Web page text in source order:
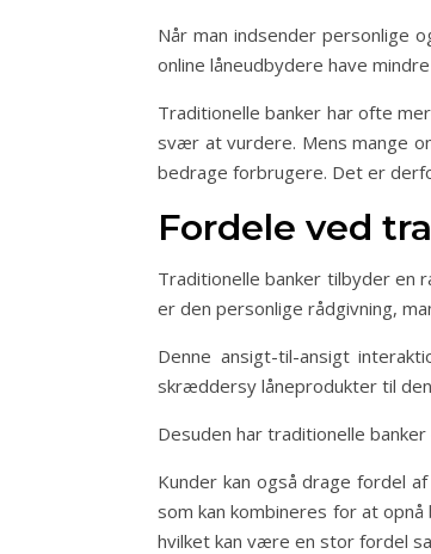
Når man indsender personlige
online låneudbydere have
Traditionelle banker har ofte
svær at vurdere. Mens mange
bedrage forbrugere. Det er
Fordele ved
Traditionelle banker tilbyder en
er den personlige rådgivning,
Denne ansigt-til-ansigt
skræddersy låneprodukter til
Desuden har traditionelle
Kunder kan også drage fordel
som kan kombineres for at
hvilket kan være en stor fordel